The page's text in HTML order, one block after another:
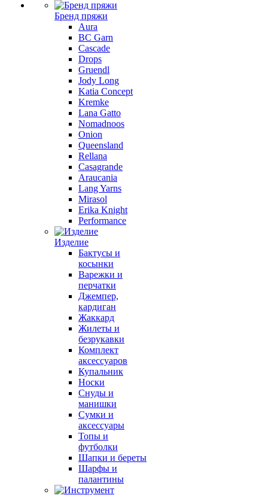
Бренд пряжи
Aura
BC Garn
Cascade
Drops
Gruendl
Jody Long
Katia Concept
Kremke
Lana Gatto
Nomadnoos
Onion
Queensland
Rellana
Casagrande
Araucania
Lang Yarns
Mirasol
Erika Knight
Performance
Изделие
Бактусы и
косынки
Варежки и
перчатки
Джемпер,
кардиган
Жаккард
Жилеты и
безрукавки
Комплект
аксессуаров
Купальник
Носки
Снуды и
манишки
Сумки и
аксессуары
Топы и
футболки
Шапки и береты
Шарфы и
палантины